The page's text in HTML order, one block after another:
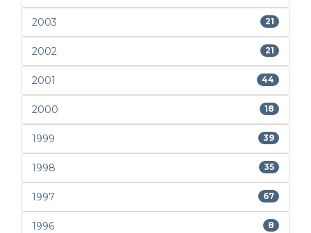
2003 21
2002 21
2001 44
2000 18
1999 39
1998 35
1997 67
1996 8